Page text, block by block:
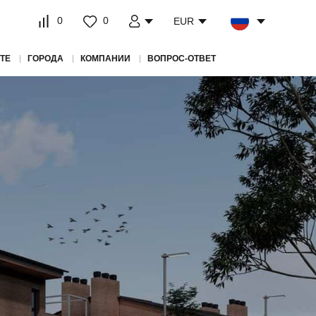
0 0 EUR
ГОРОДА КОМПАНИИ ВОПРОС-ОТВЕТ